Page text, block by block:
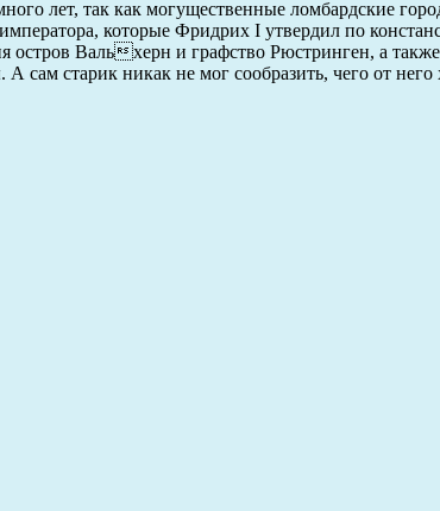
лет, так как могущественные ломбардские
которые Фридрих I утвердил по
Вальхерн и графство Рюстринген, а также
сам старик никак не мог сообразить, чего от него